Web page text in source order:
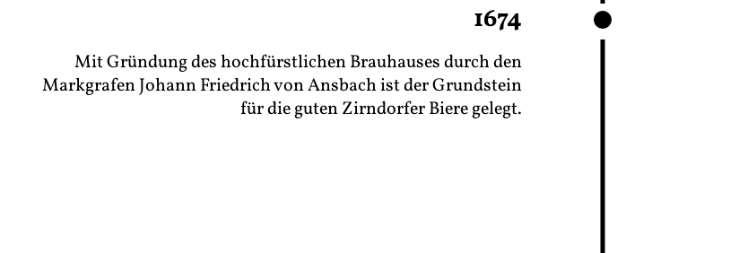
1674
Mit Gründung des hochfürstlichen Brauhauses durch den
Markgrafen Johann Friedrich von Ansbach ist der Grundstein
für die guten Zirndorfer Biere gelegt.